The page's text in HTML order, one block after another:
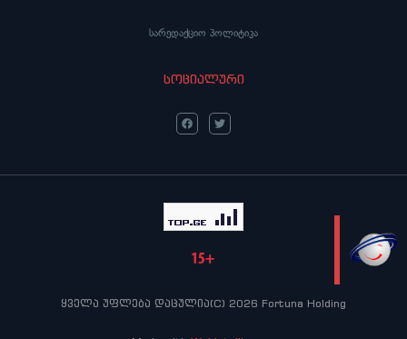
LIVE
სარედაქციო პოლიტიკა
სოციალური
ყველა უფლება დაცულია(C) 2026 Fortuna Holding